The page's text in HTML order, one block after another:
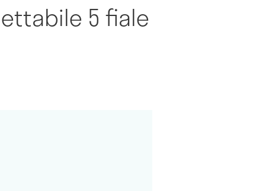
5 fiale